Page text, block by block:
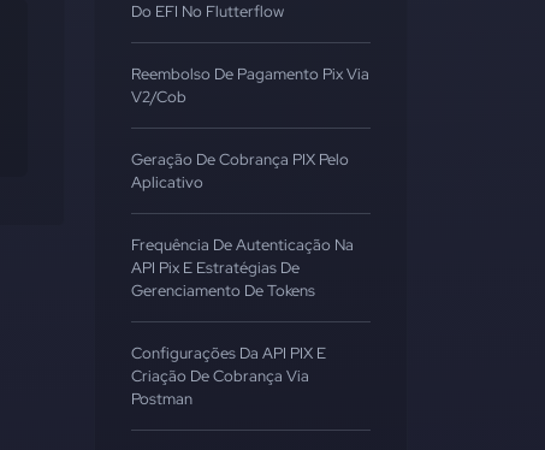
Do EFI No Flutterflow
Reembolso De Pagamento Pix Via
V2/cob
Geração De Cobrança PIX Pelo
Aplicativo
Frequência De Autenticação Na
API Pix E Estratégias De
Gerenciamento De Tokens
Configurações Da API PIX E
Criação De Cobrança Via
Postman